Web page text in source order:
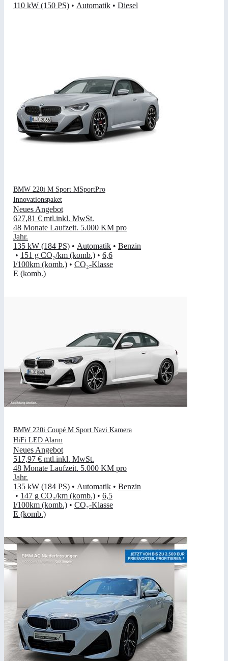
110 kW (150 PS) • Automatik • Diesel
BMW 220i M Sport MSportPro
Innovationspaket
Neues Angebot
627,81 € mtl.inkl. MwSt.
48 Monate Laufzeit. 5.000 KM pro
Jahr.
135 kW (184 PS) • Automatik • Benzin
• 151 g CO₂/km (komb.) • 6,6
l/100km (komb.) • CO₂-Klasse
E (komb.)
BMW 220i Coupé M Sport Navi Kamera
HiFi LED Alarm
Neues Angebot
517,97 € mtl.inkl. MwSt.
48 Monate Laufzeit. 5.000 KM pro
Jahr.
135 kW (184 PS) • Automatik • Benzin
• 147 g CO₂/km (komb.) • 6,5
l/100km (komb.) • CO₂-Klasse
E (komb.)